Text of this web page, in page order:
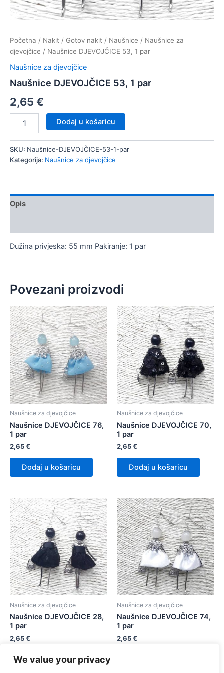
We value your privacy
Početna / Nakit / Gotov nakit / Naušnice / Naušnice za
djevojčice / Naušnice DJEVOJČICE 53, 1 par
Naušnice za djevojčice
Naušnice DJEVOJČICE 53, 1 par
2,65 €
DJEVOJČICE
1
par
Dodaj u košaricu
SKU: Naušnice-DJEVOJČICE-53-1-par
Kategorija: Naušnice za djevojčice
Opis
Dužina privjeska: 55 mm Pakiranje: 1 par
Povezani proizvodi
Naušnice za djevojčice
Naušnice DJEVOJČICE 76,
1 par
2,65€
Dodaj u košaricu
Naušnice za djevojčice
Naušnice DJEVOJČICE 70,
1 par
2,65€
Dodaj u košaricu
Naušnice za djevojčice
Naušnice DJEVOJČICE 28,
1 par
2,65€
Dodaj u košaricu
Naušnice za djevojčice
Naušnice DJEVOJČICE 74,
1 par
2,65€